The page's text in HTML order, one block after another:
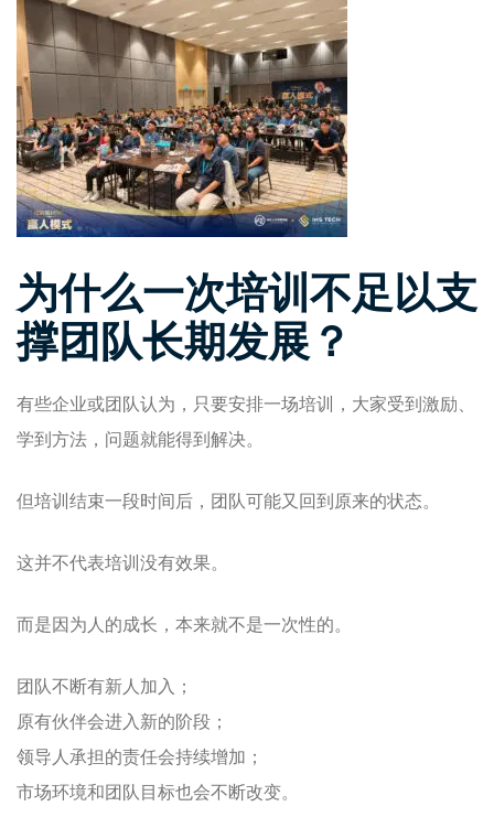
为什么一次培训不足以支
撑团队长期发展？
有些企业或团队认为，只要安排一场培训，大家受到激励、
学到方法，问题就能得到解决。
但培训结束一段时间后，团队可能又回到原来的状态。
这并不代表培训没有效果。
而是因为人的成长，本来就不是一次性的。
团队不断有新人加入；
原有伙伴会进入新的阶段；
领导人承担的责任会持续增加；
市场环境和团队目标也会不断改变。